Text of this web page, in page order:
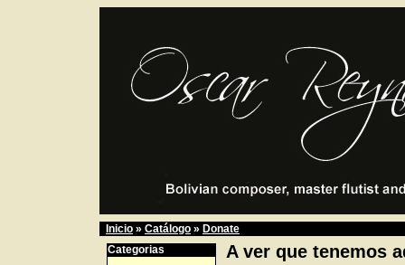
Inicio » Catálogo » Donate
Categorias
A ver que tenemos